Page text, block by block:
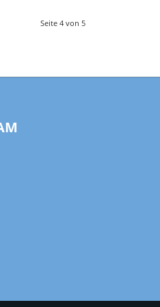
Seite 4 von 5